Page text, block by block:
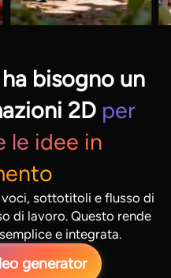
bisogno un
2D per
le idee in
sottotitoli e flusso di
di lavoro. Questo rende
e integrata.
generator